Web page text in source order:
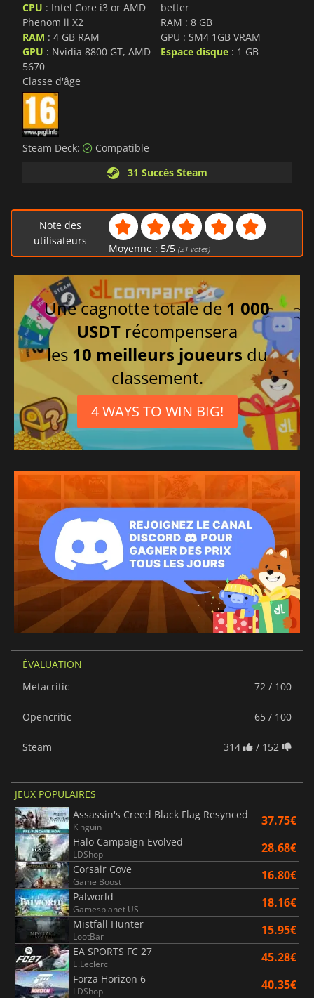
CPU : Intel Core i3 or AMD
Phenom ii X2
RAM : 4 GB RAM
GPU : Nvidia 8800 GT, AMD
5670
better
RAM : 8 GB
GPU : SM4 1GB VRAM
Espace disque : 1 GB
Classe d'âge
Steam Deck:
Compatible
31 Succès Steam
Note des
utilisateurs
Moyenne : 5/5 (21 votes)
Une cagnotte totale de 1 000
USDT récompensera
les 10 meilleurs joueurs du
classement.
4 WAYS TO WIN BIG!
ÉVALUATION
Metacritic
72 / 100
Opencritic 65 / 100
Steam 314 / 152
JEUX POPULAIRES
Assassin's Creed Black Flag Resynced
Kinguin 37.75€
Halo Campaign Evolved
LDShop 28.68€
Corsair Cove
Game Boost 16.80€
Palworld
Gamesplanet US 18.16€
Mistfall Hunter
LootBar 15.95€
EA SPORTS FC 27
E.Leclerc 45.28€
Forza Horizon 6
LDShop 40.35€